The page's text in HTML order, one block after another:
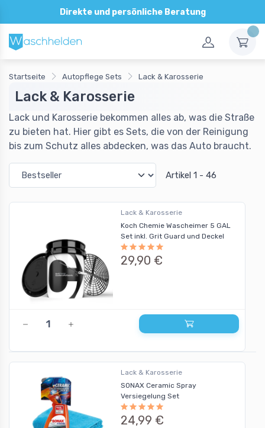
30 Tage Rückgaberecht
Direkte und persönliche Beratung
Startseite Autopflege Sets Lack & Karosserie
Lack & Karosserie
Lack und Karosserie bekommen alles ab, was die Straße
zu bieten hat. Hier gibt es Sets, die von der Reinigung
bis zum Schutz alles abdecken, was das Auto braucht.
Artikel 1 - 46
Lack & Karosserie
Koch Chemie Wascheimer 5 GAL
Set inkl. Grit Guard und Deckel
29,90 €
Lack & Karosserie
SONAX Ceramic Spray
Versiegelung Set
24,99 €